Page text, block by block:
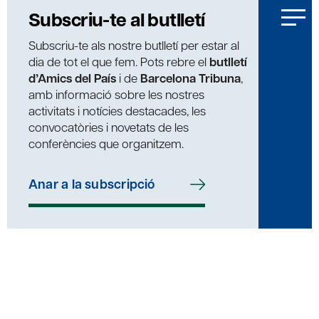
Subscriu-te al butlletí
Subscriu-te als nostre butlletí per estar al
dia de tot el que fem. Pots rebre el butlletí
d’Amics del País i de Barcelona Tribuna,
amb informació sobre les nostres
activitats i notícies destacades, les
convocatòries i novetats de les
conferències que organitzem.
Anar a la subscripció